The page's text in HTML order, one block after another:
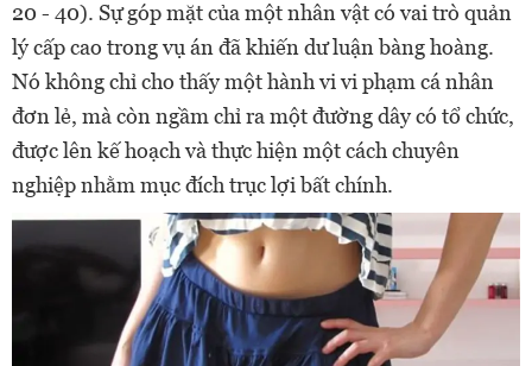
20 - 40). Sự góp mặt của một nhân vật có vai trò quản
lý cấp cao trong vụ án đã khiến dư luận bàng hoàng.
Nó không chỉ cho thấy một hành vi vi phạm cá nhân
đơn lẻ, mà còn ngầm chỉ ra một đường dây có tổ chức,
được lên kế hoạch và thực hiện một cách chuyên
nghiệp nhằm mục đích trục lợi bất chính.